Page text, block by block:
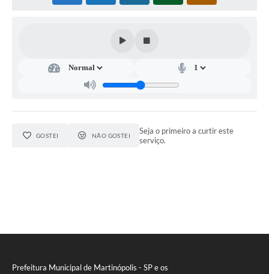
Prefeitura Municipal de Martinópolis - SP e os
GOSTEI NÃO GOSTEI
Seja o primeiro a curtir este
serviço.